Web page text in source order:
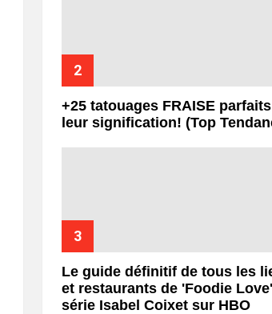
+25 tatouages ​​FRAISE
leur signification! (Top
Le guide définitif de tous les
et restaurants de 'Foodie
série Isabel Coixet sur HBO